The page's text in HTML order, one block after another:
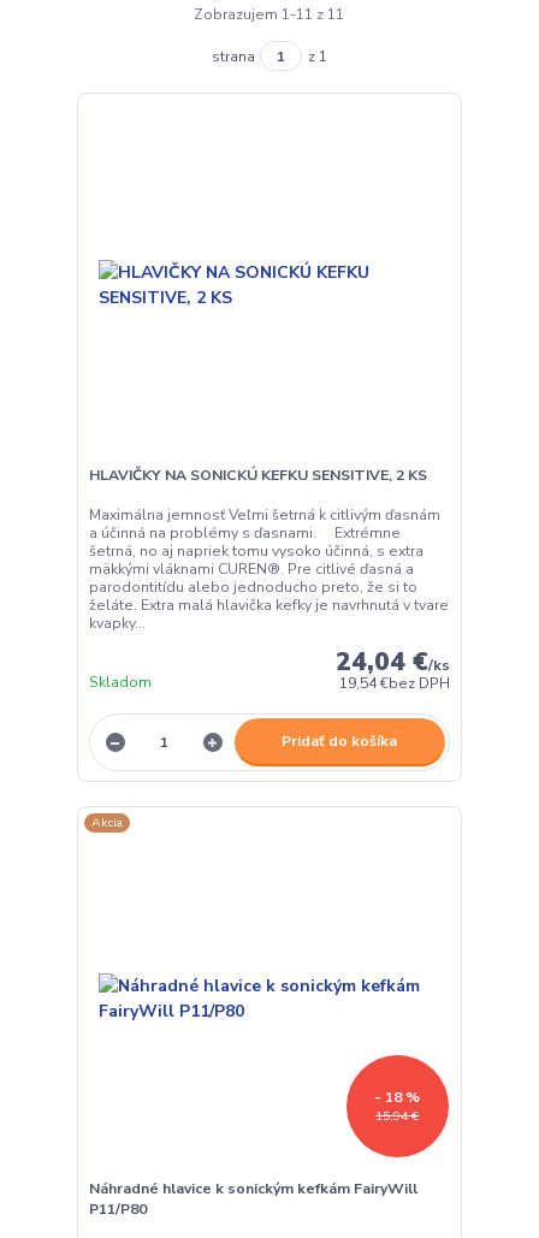
Zobrazujem 1-11 z 11
strana z 1
HLAVIČKY NA SONICKÚ KEFKU SENSITIVE, 2 KS
Maximálna jemnosť Veľmi šetrná k citlivým ďasnám
a účinná na problémy s ďasnami. Extrémne
šetrná, no aj napriek tomu vysoko účinná, s extra
mäkkými vláknami CUREN®. Pre citlivé ďasná a
parodontitídu alebo jednoducho preto, že si to
želáte. Extra malá hlavička kefky je navrhnutá v tvare
kvapky...
24,04 €/ks
19,54 €bez DPH
Skladom
Pridať do košíka
Akcia
15,94 €
- 18 %
Náhradné hlavice k sonickým kefkám FairyWill
P11/P80